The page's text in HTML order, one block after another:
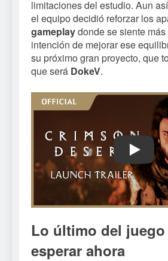
limitaciones del estudio. Aun
el equipo decidió reforzar los
gameplaydonde se siente
intención de mejorar ese
su próximo gran proyecto, que
que será DokeV.
Play
Lo último del
esperar ahora